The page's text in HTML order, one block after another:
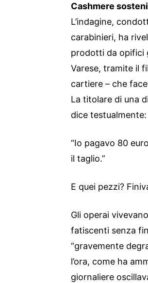
Cashmere
L’indagine,
carabinieri, ha
prodotti da opifici
Varese, tramite il
cartiere – che
La titolare di una
dice testualmente:
“Io pagavo 80
il taglio.”
E quei pezzi?
Gli operai
fatiscenti senza
“gravemente
l’ora, come ha
giornaliere